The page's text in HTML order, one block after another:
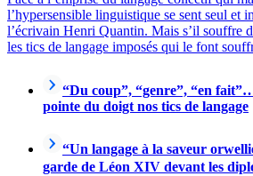
l’hypersensible linguistique se sent seul et
l’écrivain Henri Quantin. Mais s’il souffre
les tics de langage imposés qui le font
“Du coup”, “genre”, “en
pointe du doigt nos tics de langage
“Un langage à la saveur
garde de Léon XIV devant les